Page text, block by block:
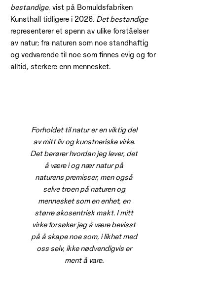
bestandige, vist på Bomuldsfabriken
Kunsthall tidligere i 2026. Det bestandige
representerer et spenn av ulike forståelser
av natur; fra naturen som noe standhaftig
og vedvarende til noe som finnes evig og for
alltid, sterkere enn mennesket.
Forholdet til natur er en viktig del
av mitt liv og kunstneriske virke.
Det berører hvordan jeg lever, det
å være i og nær natur på
naturens premisser, men også
selve troen på naturen og
mennesket som en enhet, en
større økosentrisk makt. I mitt
virke forsøker jeg å være bevisst
på å skape noe som, i likhet med
oss selv, ikke nødvendigvis er
ment å vare.